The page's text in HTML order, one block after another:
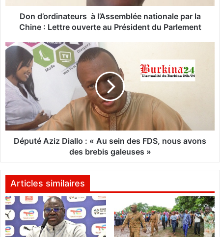
i
e
s
l
’
m
é
e
n
a
Don d’ordinateurs à l’Assemblée nationale par la
Chine : Lettre ouverte au Président du Parlement
D
u
t
A
z
i
i
a
l
o
:
«
Député Aziz Diallo : « Au sein des FDS, nous avons
des brebis galeuses »
Articles similaires